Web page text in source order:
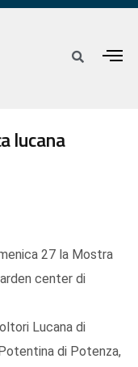
lucana
27 la Mostra
center di
Lucana di
di Potenza,